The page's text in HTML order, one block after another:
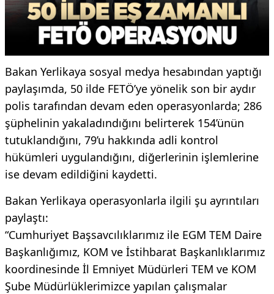
Bakan Yerlikaya sosyal medya hesabından yaptığı
paylaşımda, 50 ilde FETÖ’ye yönelik son bir aydır
polis tarafından devam eden operasyonlarda; 286
şüphelinin yakaladındığını belirterek 154’ünün
tutuklandığını, 79’u hakkında adli kontrol
hükümleri uygulandığını, diğerlerinin işlemlerine
ise devam edildiğini kaydetti.
Bakan Yerlikaya operasyonlarla ilgili şu ayrıntıları
paylaştı:
“Cumhuriyet Başsavcılıklarımız ile EGM TEM Daire
Başkanlığımız, KOM ve İstihbarat Başkanlıklarımız
koordinesinde İl Emniyet Müdürleri TEM ve KOM
Şube Müdürlüklerimizce yapılan çalışmalar